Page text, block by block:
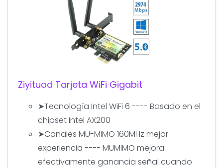
Ziyituod Tarjeta WiFi Gigabit
➤Tecnología Intel WiFi 6 ---- Basado en el
chipset Intel AX200
➤Canales MU-MIMO 160MHz mejor
experiencia ---- MUMIMO mejora
efectivamente ganancia señal cuando